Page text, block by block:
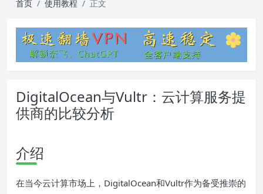
首页 使用教程 正文
DigitalOcean与Vultr：云计算服务提
供商的比较分析
介绍
在当今云计算市场上，DigitalOcean和Vultr作为备受推崇的